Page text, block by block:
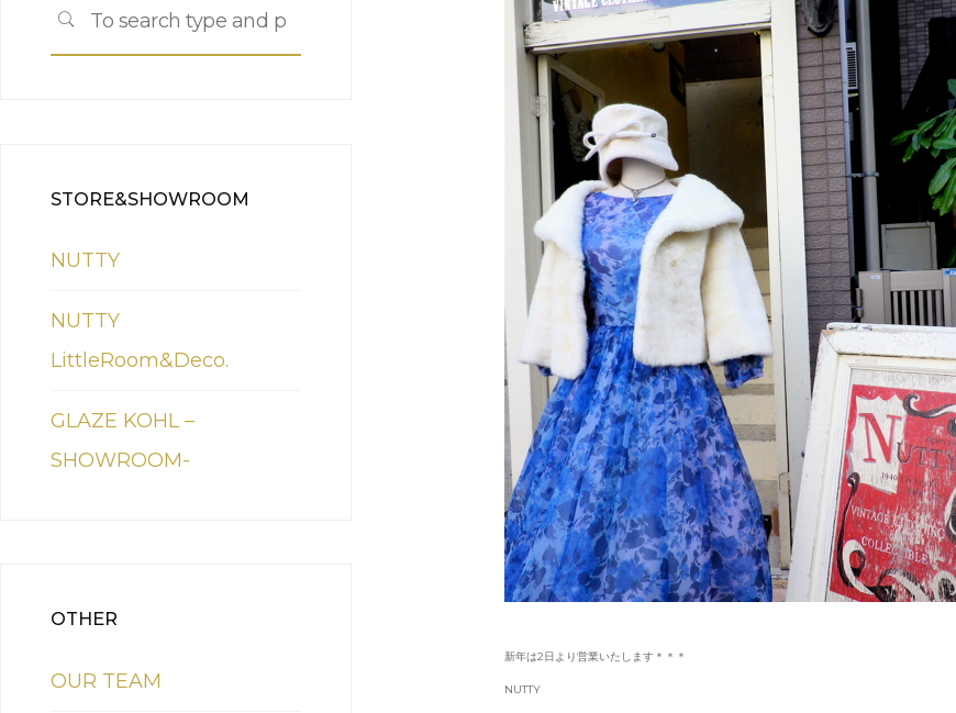
新年は2日より営業いたします＊＊＊
NUTTY
SEARCH
STORE&SHOWROOM
NUTTY
NUTTY
LittleRoom&Deco.
GLAZE KOHL –
SHOWROOM-
OTHER
OUR TEAM